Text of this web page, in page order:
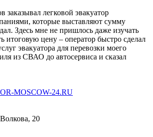
заказывал легковой эвакуатор
которые выставляют сумму
Здесь мне не пришлось даже изучать
итоговую цену – оператор быстро сделал
эвакуатора для перевозки моего
из СВАО до автосервиса и сказал
MOSCOW-24.RU
20